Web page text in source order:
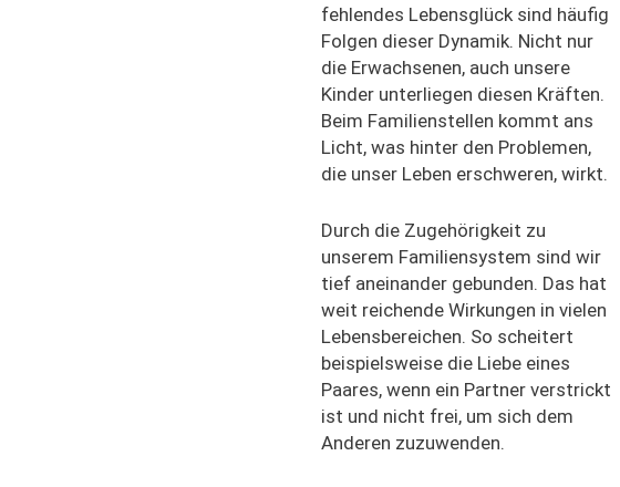
fehlendes Lebensglück sind häufig
Folgen dieser Dynamik. Nicht nur
die Erwachsenen, auch unsere
Kinder unterliegen diesen Kräften.
Beim Familienstellen kommt ans
Licht, was hinter den Problemen,
die unser Leben erschweren, wirkt.
Durch die Zugehörigkeit zu
unserem Familiensystem sind wir
tief aneinander gebunden. Das hat
weit reichende Wirkungen in vielen
Lebensbereichen. So scheitert
beispielsweise die Liebe eines
Paares, wenn ein Partner verstrickt
ist und nicht frei, um sich dem
Anderen zuzuwenden.